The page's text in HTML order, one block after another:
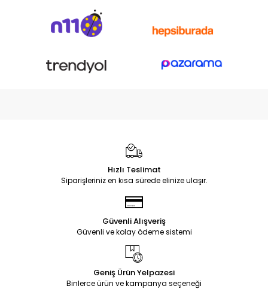
Hızlı Teslimat
Siparişleriniz en kısa sürede elinize ulaşır.
Güvenli Alışveriş
Güvenli ve kolay ödeme sistemi
Geniş Ürün Yelpazesi
Binlerce ürün ve kampanya seçeneği